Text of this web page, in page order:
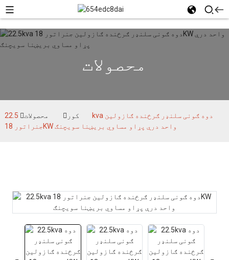
محصولات
کور محصولات
22.5kva دوه ګونی سلنډر ګرځنده ګازولین
جنراتور 18KW واحد درې پړاو مساوي بریښنا سویچنګ